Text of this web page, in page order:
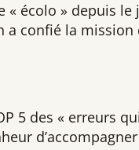
« écolo » depuis
a confié la
5 des « erreurs